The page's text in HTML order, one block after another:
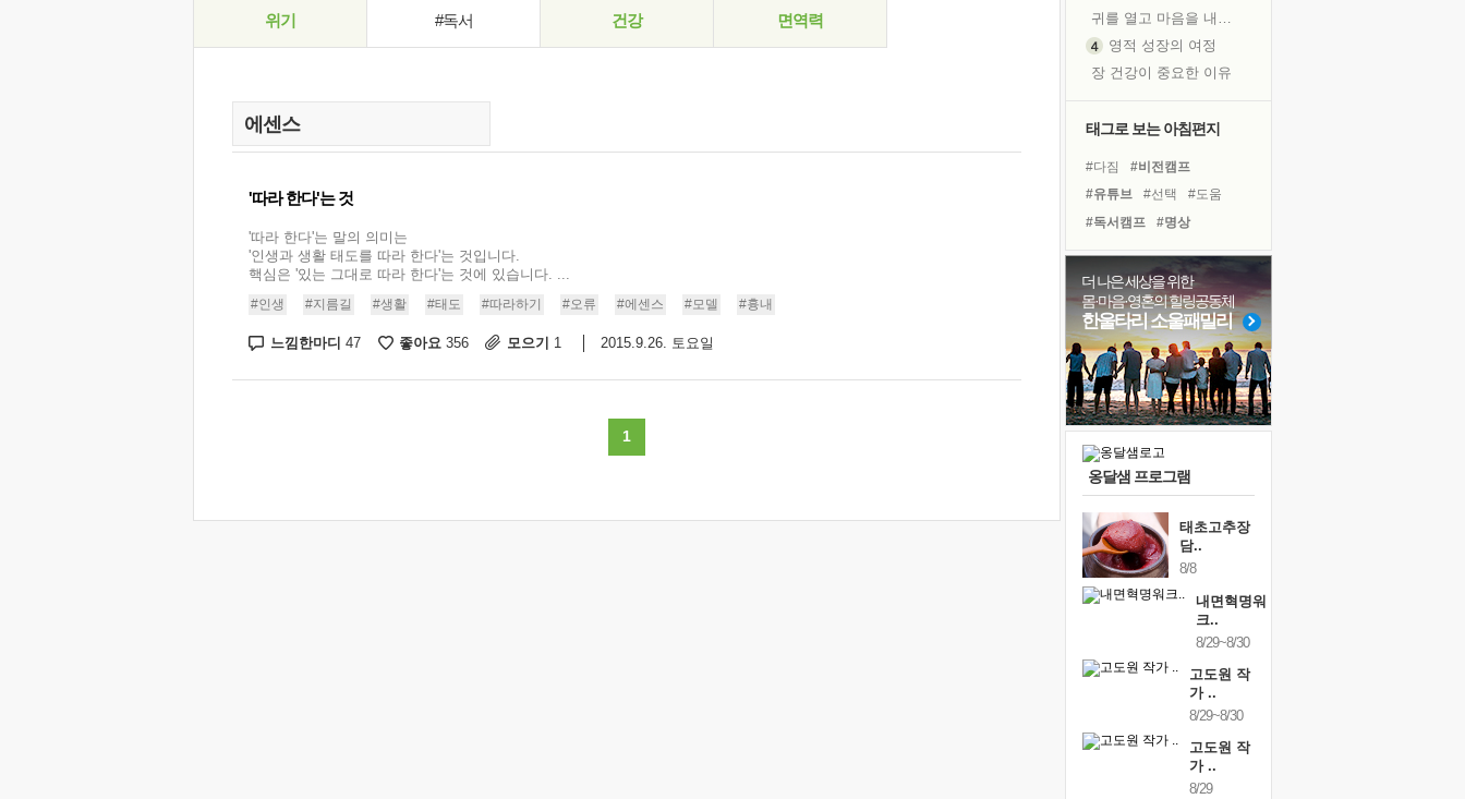
위기 #독서 건강 면역력
'따라 한다'는 것
'따라 한다'는 말의 의미는
'인생과 생활 태도를 따라 한다'는 것입니다.
핵심은 '있는 그대로 따라 한다'는 것에 있습니다. ...
#인생 #지름길 #생활 #태도 #따라하기 #오류 #에센스 #모델 #흉내
느낌한마디 47 좋아요 356 모으기 1 2015.9.26. 토요일
1
귀를 열고 마음을 내어주고
영적 성장의 여정
장 건강이 중요한 이유
꿈이 실제가 되는 것
'말 타는 법'을 먼저
아픈 아버지를 위한 공간 설계
졸업식 사진을 보며
극심한 변비, 어깨결림, 수면 장애
보고 싶은 어머니
마음이 멈춰 버린 곳
못된 꼰대들
태그로 보는 아침편지
#다짐
#비전캠프
#유튜브
#선택
#도움
#독서캠프
#명상
#친구
#계획
#나눔
#경험
#건강
#바이러스
#삶
#희망
#링컨학교
#사람
#면역력
#극복
#위기
#리더
더 나은 세상을 위한
몸·마음·영혼의 힐링공동체
한울타리 소울패밀리
옹달샘 프로그램
태초고추장
담..
8/8
내면혁명워
크..
8/29~8/30
고도원 작
가 ..
8/29~8/30
고도원 작
가 ..
8/29